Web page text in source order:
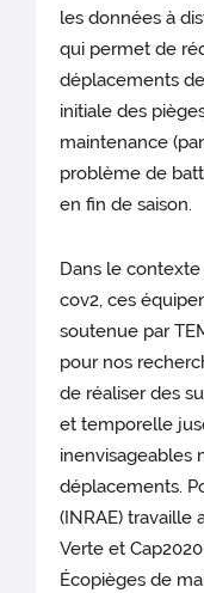
les données à
qui permet de
déplacements
initiale des
maintenance
problème de
en fin de saison.
Dans le contexte
cov2, ces
soutenue par
pour nos
de réaliser des
et temporelle
inenvisageables
déplacements.
(INRAE) travaille
Verte et
Écopièges de